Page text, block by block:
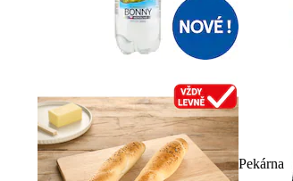
Pekárna